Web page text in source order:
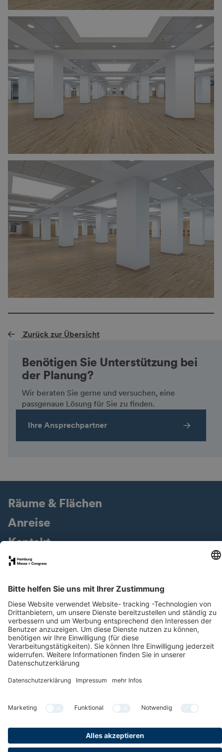
Zurück zur Übersicht
Benötigen Sie Unterstützung bei
der Planung?
Wir beraten Sie gerne und versuchen, eine
passgenaue Lösung für Sie zu finden.
Ihre Ansprechpartner
Räume & Flächen
Anreise
Kontakt
Downloads
Barrierefreiheit
Gender-Hinweis